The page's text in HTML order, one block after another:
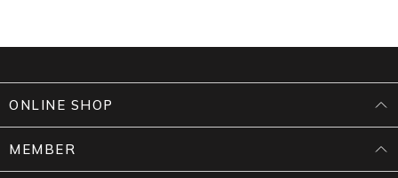
ONLINE SHOP
MEMBER